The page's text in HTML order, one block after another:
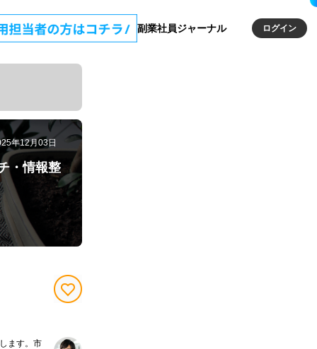
副業社員ジャーナル ログイン
・情報整
年12月03日
ます。市